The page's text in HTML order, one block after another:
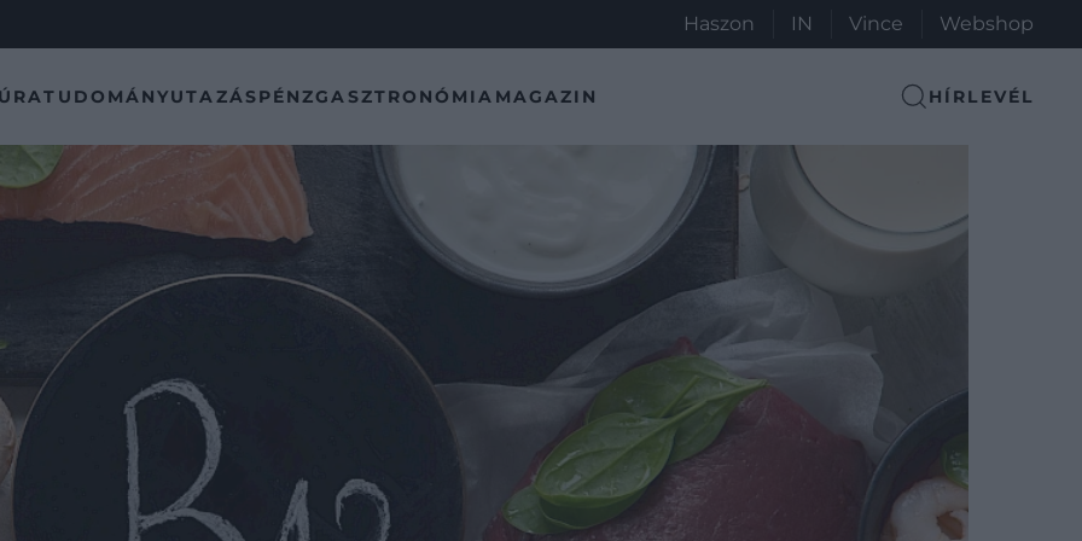
Haszon IN Vince Webshop
TUDOMÁNYUTAZÁSPÉNZGASZTRONÓMIA MAGAZIN HÍRLEVÉL